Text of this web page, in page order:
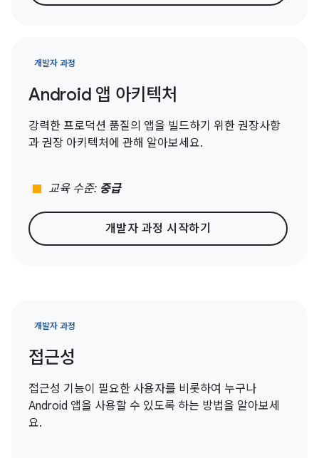
개발자 과정
Android 앱 아키텍처
강력한 프로덕션 품질의 앱을 빌드하기 위한 권장사항
과 권장 아키텍처에 관해 알아보세요.
stop 교육 수준: 중급
개발자 과정 시작하기
개발자 과정
접근성
접근성 기능이 필요한 사용자를 비롯하여 누구나
Android 앱을 사용할 수 있도록 하는 방법을 알아보세
요.